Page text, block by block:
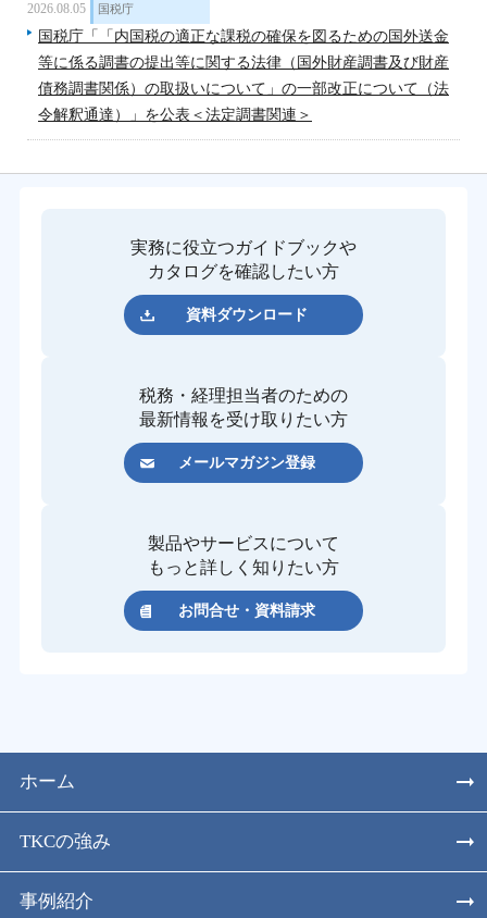
2026.08.05 国税庁
国税庁「「内国税の適正な課税の確保を図るための国外送金
等に係る調書の提出等に関する法律（国外財産調書及び財産
債務調書関係）の取扱いについて」の一部改正について（法
令解釈通達）」を公表＜法定調書関連＞
実務に役立つガイドブックや
カタログを確認したい方
資料ダウンロード
税務・経理担当者のための
最新情報を受け取りたい方
メールマガジン登録
製品やサービスについて
もっと詳しく知りたい方
お問合せ・資料請求
ホーム
TKCの強み
事例紹介